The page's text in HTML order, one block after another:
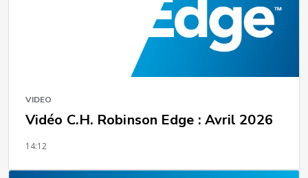
VIDEO
Vidéo C.H. Robinson Edge : Avril 2026
14:12